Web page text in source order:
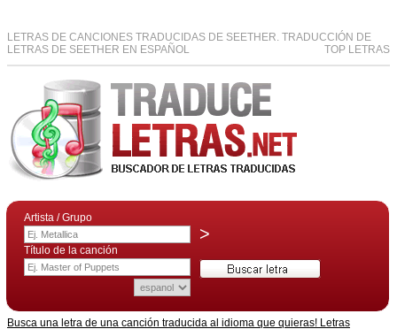
LETRAS DE CANCIONES TRADUCIDAS DE SEETHER. TRADUCCIÓN DE
LETRAS DE SEETHER EN ESPAÑOL
TOP LETRAS
Artista / Grupo
>
Título de la canción
Busca una letra de una canción traducida al idioma que quieras! Letras